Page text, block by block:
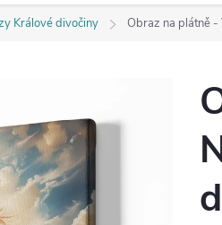
Králové divočiny Obraz na plátně -